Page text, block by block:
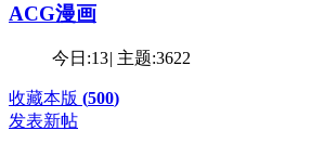
ACG漫画
今日:13| 主题:3622
收藏本版 (500)
发表新帖